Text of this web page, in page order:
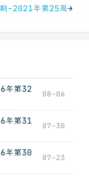
-2021年第25周→
年第32
08-06
年第31
07-30
年第30
07-23